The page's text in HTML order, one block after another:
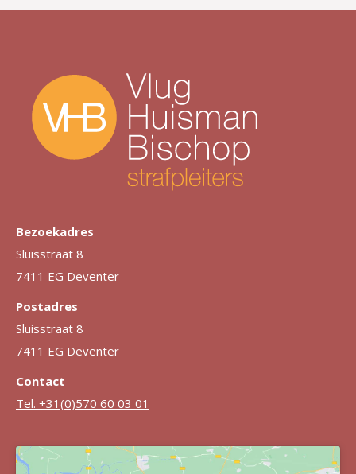
Bezoekadres
Sluisstraat 8
7411 EG Deventer
Postadres
Sluisstraat 8
7411 EG Deventer
Contact
Tel. +31(0)570 60 03 01